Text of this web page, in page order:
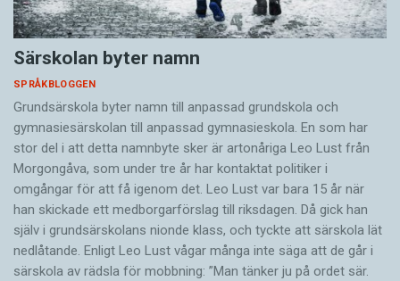
Särskolan byter namn
SPRÅKBLOGGEN
Grundsärskola byter namn till anpassad grundskola och
gymnasiesärskolan till anpassad gymnasieskola. En som har
stor del i att detta namnbyte sker är artonåriga Leo Lust från
Morgongåva, som under tre år har kontaktat politiker i
omgångar för att få igenom det. Leo Lust var bara 15 år när
han skickade ett medborgarförslag till riksdagen. Då gick han
själv i grundsärskolans nionde klass, och tyckte att särskola lät
nedlåtande. Enligt Leo Lust vågar många inte säga att de går i
särskola av rädsla för mobbning: ”Man tänker ju på ordet sär.